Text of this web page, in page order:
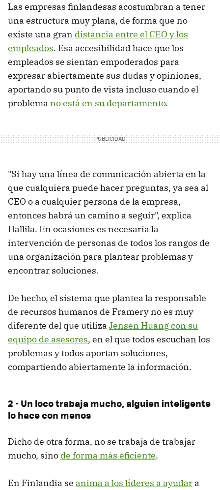
Las empresas finlandesas acostumbran a tener
una estructura muy plana, de forma que no
existe una gran distancia entre el CEO y los
empleados. Esa accesibilidad hace que los
empleados se sientan empoderados para
expresar abiertamente sus dudas y opiniones,
aportando su punto de vista incluso cuando el
problema no está en su departamento.
"Si hay una línea de comunicación abierta en la
que cualquiera puede hacer preguntas, ya sea al
CEO o a cualquier persona de la empresa,
entonces habrá un camino a seguir", explica
Hallila. En ocasiones es necesaria la
intervención de personas de todos los rangos de
una organización para plantear problemas y
encontrar soluciones.
De hecho, el sistema que plantea la responsable
de recursos humanos de Framery no es muy
diferente del que utiliza Jensen Huang con su
equipo de asesores, en el que todos escuchan los
problemas y todos aportan soluciones,
compartiendo abiertamente la información.
2 - Un loco trabaja mucho, alguien inteligente
lo hace con menos
Dicho de otra forma, no se trabaja de trabajar
mucho, sino de forma más eficiente.
En Finlandia se anima a los líderes a ayudar a